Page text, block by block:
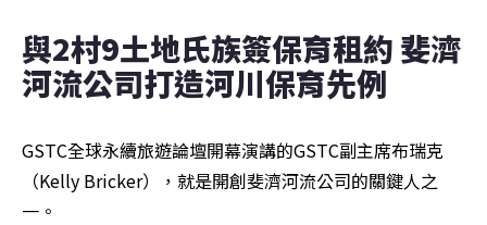
與2村9土地氏族簽保育租約 斐濟
河流公司打造河川保育先例
GSTC全球永續旅遊論壇開幕演講的GSTC副主席布瑞克
（Kelly Bricker），就是開創斐濟河流公司的關鍵人之
一。